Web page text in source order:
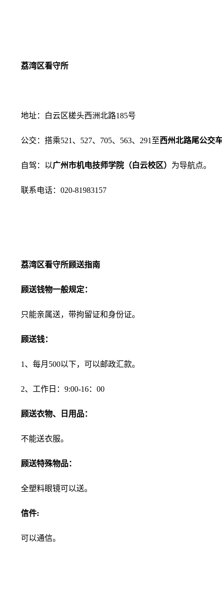
荔湾区看守所
地址：白云区槎头西洲北路185号
公交：搭乘521、527、705、563、291至西州北路尾公交
自驾：以广州市机电技师学院（白云校区） 为导航点。
联系电话：020-81983157
荔湾区看守所顾送指南
顾送钱物一般规定：
只能亲属送，带拘留证和身份证。
顾送钱：
1、每月500以下，可以邮政汇款。
2、工作日：9:00-16：00
顾送衣物、日用品：
不能送衣服。
顾送特殊物品：
全塑料眼镜可以送。
信件:
可以通信。